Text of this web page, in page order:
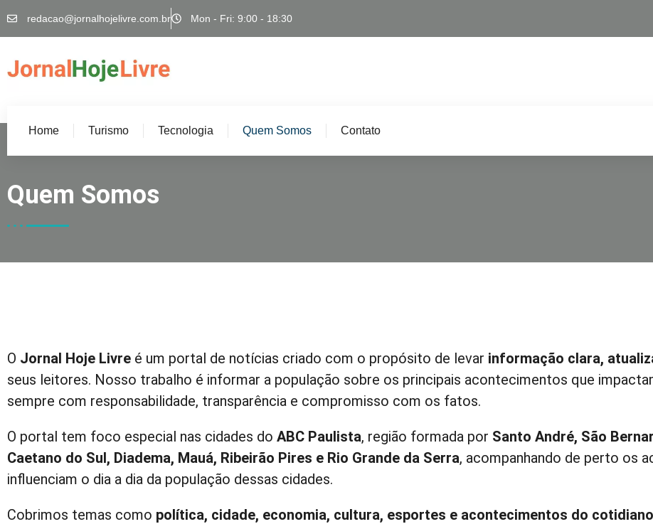
redacao@jornalhojelivre.com.br Mon - Fri: 9:00 - 18:30
Home Turismo Tecnologia Quem Somos Contato
Quem Somos
O Jornal Hoje Livre é um portal de notícias criado com o propósito de levar informação clara,
seus leitores. Nosso trabalho é informar a população sobre os principais acontecimentos que
sempre com responsabilidade, transparência e compromisso com os fatos.
O portal tem foco especial nas cidades do ABC Paulista, região formada por Santo André, São
Caetano do Sul, Diadema, Mauá, Ribeirão Pires e Rio Grande da Serra, acompanhando de perto os
influenciam o dia a dia da população dessas cidades.
Cobrimos temas como política, cidade, economia, cultura, esportes e acontecimentos do cotidiano